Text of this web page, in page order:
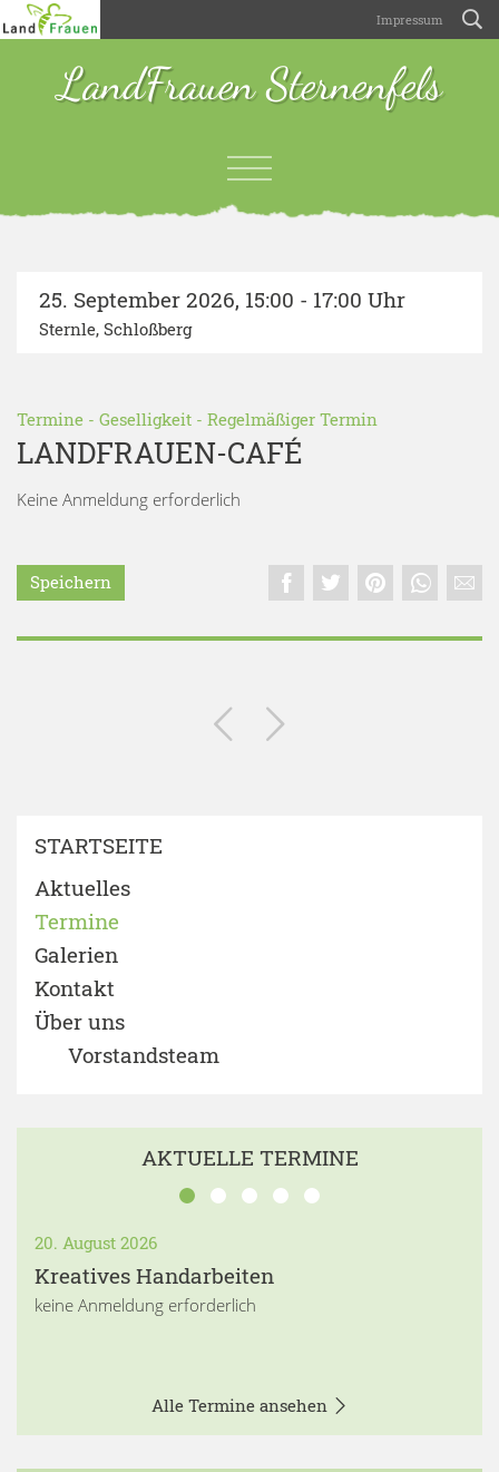
Impressum
LandFrauen Sternenfels
25. September 2026, 15:00 - 17:00 Uhr
Sternle, Schloßberg
Termine - Geselligkeit - Regelmäßiger Termin
LANDFRAUEN-CAFÉ
Keine Anmeldung erforderlich
Speichern
STARTSEITE
Aktuelles
Termine
Galerien
Kontakt
Über uns
Vorstandsteam
AKTUELLE TERMINE
20. August 2026
Kreatives Handarbeiten
keine Anmeldung erforderlich
Alle Termine ansehen